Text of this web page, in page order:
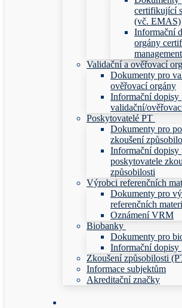
certifikující
(vč. EMAS)
Informační
orgány
Validační a ověřovací
Dokumenty pro
ověřovací orgány
Informační dopisy
validační/
Poskytovatelé PT
Dokumenty pro
zkoušení
Informační dopisy
poskytovatele
způsobilosti
Výrobci referenčních
Dokumenty pro
referenčních
Oznámení VRM
Biobanky
Dokumenty pro
Informační dopisy
Zkoušení způsobilosti
Informace subjektům
Akreditační značky